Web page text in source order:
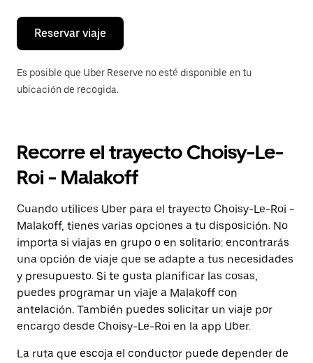
cerrar
calendario.
Reservar viaje
Es posible que Uber Reserve no esté disponible en tu
ubicación de recogida.
Recorre el trayecto Choisy-Le-
Roi - Malakoff
Cuando utilices Uber para el trayecto Choisy-Le-Roi -
Malakoff, tienes varias opciones a tu disposición. No
importa si viajas en grupo o en solitario: encontrarás
una opción de viaje que se adapte a tus necesidades
y presupuesto. Si te gusta planificar las cosas,
puedes programar un viaje a Malakoff con
antelación. También puedes solicitar un viaje por
encargo desde Choisy-Le-Roi en la app Uber.
La ruta que escoja el conductor puede depender de